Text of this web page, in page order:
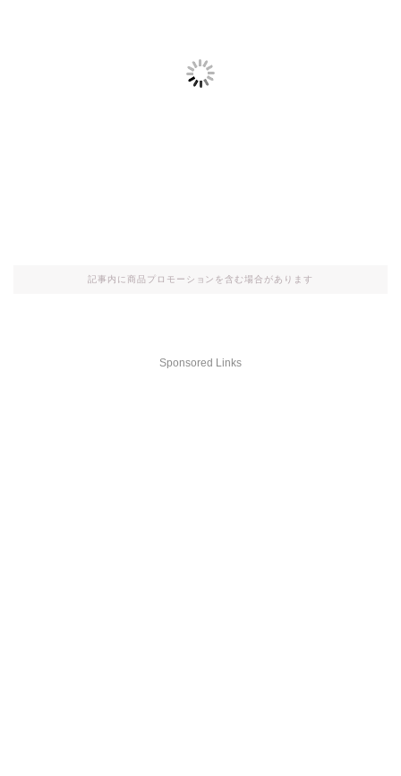
記事内に商品プロモーションを含む場合があります
Sponsored Links